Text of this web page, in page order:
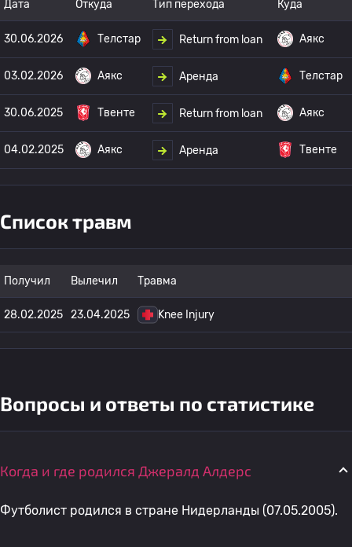
Дата Откуда Тип перехода Куда
30.06.2026 Телстар Return from loan Аякс
03.02.2026 Аякс Аренда Телстар
30.06.2025 Твенте Return from loan Аякс
04.02.2025 Аякс Аренда Твенте
Список травм
Получил Вылечил Травма
28.02.2025 23.04.2025 Knee Injury
Вопросы и ответы по статистике
Когда и где родился Джералд Алдерс
Футболист родился в стране Нидерланды (07.05.2005).